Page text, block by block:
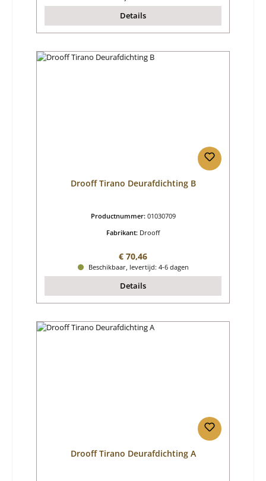
Details
Drooff Tirano Deurafdichting B
Productnummer: 01030709
Fabrikant: Drooff
Normale prijs:
€ 70,46
Beschikbaar, levertijd: 4-6 dagen
Details
Drooff Tirano Deurafdichting A